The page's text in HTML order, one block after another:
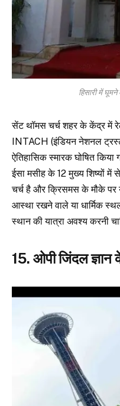
हिसारी में
सेंट थॉमस चर्च शहर के केंद्र में
INTACH (इंडियन नेशनल ट्रस्ट
ऐतिहासिक स्मारक घोषित
ईसा मसीह के 12 मुख्य शिष्यों में
चर्च है और क्रिसमस के मौके पर
आस्था रखने वाले या धार्मिक
स्थान की यात्रा अवश्य करनी
15. ओपी जिंदल ज्ञान